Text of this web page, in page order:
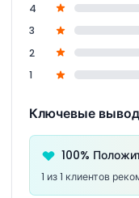
4
3
2
1
Ключевые
100%
1 из 1 клиентов